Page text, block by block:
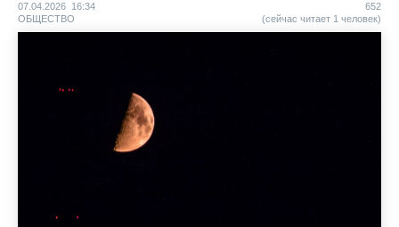
07.04.2026 16:34
ОБЩЕСТВО
652
(сейчас читает 1 человек)